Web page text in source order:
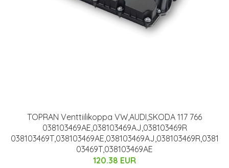
TOPRAN Venttiilikoppa VW,AUDI,SKODA 117 766
038103469AE,038103469AJ,038103469R
038103469T,038103469AE,038103469AJ,038103469R,0381
03469T,038103469AE
120.38 EUR